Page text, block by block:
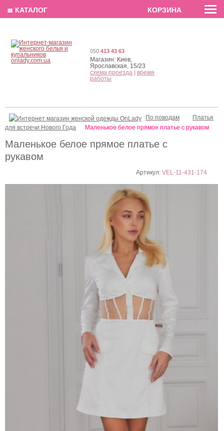
EN РУС
Маленькое белое прямое платье с
рукавом
Артикул:VEL-11-431-174
По поводам
Платья
для встречи Нового Года
Маленькое белое прямое платье с рукавом
050 413 43 63
Магазин: Киев,
Ярославская, 15/23
схема проезда
время
работы
≣ КАТАЛОГ КОРЗИНА